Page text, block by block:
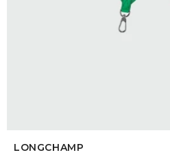
LONGCHAMP